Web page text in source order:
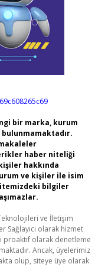
bir marka, kurum
bulunmamaktadır.
haber niteliği
hakkında
ve kişiler ile isim
bilgiler
ve İletişim
Sağlayıcı olarak hizmet
proaktif olarak denetleme
Ancak, üyelerimiz
olup, siteye üye olarak